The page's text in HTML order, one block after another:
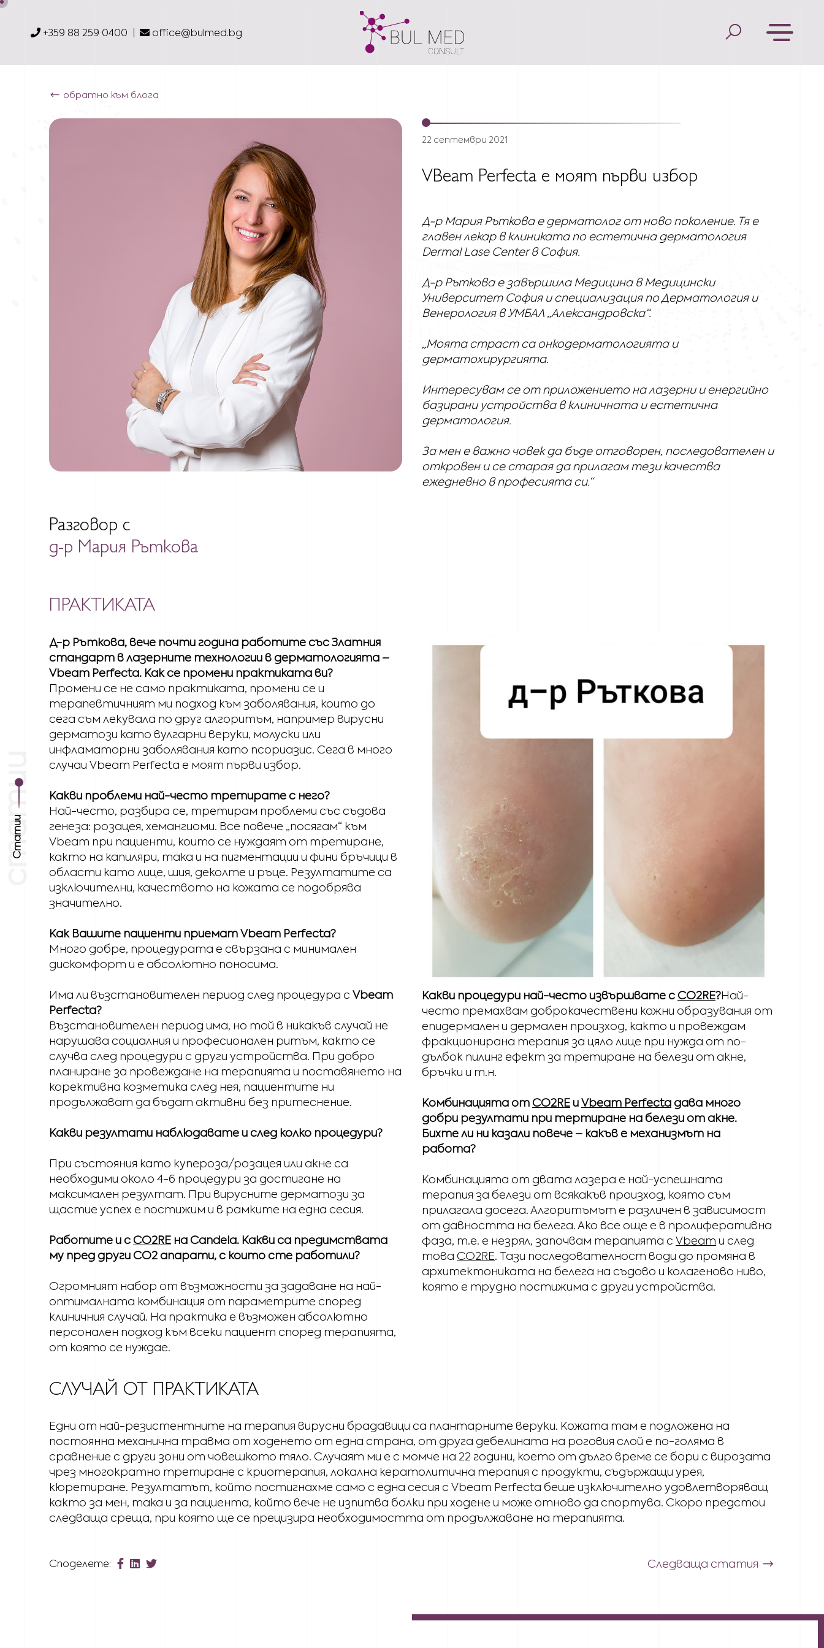
+359 88 259 0400 office@bulmed.bg
Статии
обратно към блога
22 септември 2021
VBeam Perfecta е моят първи избор
Д-р Мария Ръткова е дерматолог от ново поколение. Тя е
главен лекар в клиниката по естетична дерматология
Dermal Lase Center в София.
Д-р Ръткова е завършила Медицина в Медицински
Университет София и специализация по Дерматология и
Венерология в УMБАЛ „Александровска“.
„Моята страст са онкодерматологията и
дерматохирургията.
Интересувам се от приложението на лазерни и енергийно
базирани устройства в клиничната и естетична
дерматология.
За мен е важно човек да бъде отговорен, последователен и
откровен и се старая да прилагам тези качества
ежедневно в професията си.“
Разговор с
д-р Мария Ръткова
ПРАКТИКАТА
Д-р Ръткова, вече почти година работите със Златния
стандарт в лазерните технологии в дерматологията –
Vbeam Perfecta. Как се промени практиката ви?
Промени се не само практиката, промени се и
терапевтичният ми подход към заболявания, които до
сега съм лекувала по друг алгоритъм, например вирусни
дерматози като вулгарни веруки, молуски или
инфламаторни заболявания като псориазис. Сега в много
случаи Vbeam Perfecta е моят първи избор.
Какви проблеми най-често третирате с него?
Най-често, разбира се, третирам проблеми със съдова
генеза: розацея, хемангиоми. Все повече „посягам“ към
Vbeam при пациенти, които се нуждаят от третиране,
както на капиляри, така и на пигментации и фини бръчици в
области като лице, шия, деколте и ръце. Резултатите са
изключителни, качеството на кожата се подобрява
значително.
Как Вашите пациенти приемат Vbeam Perfecta?
Много добре, процедурата е свързана с минимален
дискомфорт и е абсолютно поносима.
Има ли възстановителен период след процедура с Vbeam
Perfecta?
Възстановителен период има, но той в никакъв случай не
нарушава социалния и професионален ритъм, както се
случва след процедури с други устройства. При добро
планиране за провеждане на терапията и поставянето на
корективна козметика след нея, пациентите ни
продължават да бъдат активни без притеснение.
Какви резултати наблюдавате и след колко процедури?
При състояния като купероза/розацея или акне са
необходими около 4-6 процедури за достигане на
максимален резултат. При вирусните дерматози за
щастие успех е постижим и в рамките на една сесия.
Работите и с CO2RE на Candela. Какви са предимствата
му пред други CO2 апарати, с които сте работили?
Огромният набор от възможности за задаване на най-
оптималната комбинация от параметрите според
клиничния случай. На практика е възможен абсолютно
персонален подход към всеки пациент според терапията,
от която се нуждае.
Какви процедури най-често извършвате с CO2RE?Най-
често премахвам доброкачествени кожни образувания от
епидермален и дермален произход, както и провеждам
фракционирана терапия за цяло лице при нужда от по-
дълбок пилинг ефект за третиране на белези от акне,
бръчки и т.н.
Комбинацията от CO2REиVbeam Perfecta дава много
добри резултати при тертиране на белези от акне.
Бихте ли ни казали повече – какъв е механизмът на
работа?
Комбинацията от двата лазера е най-успешната
терапия за белези от всякакъв произход, която съм
прилагала досега. Алгоритъмът е различен в зависимост
от давността на белега. Ако все още е в пролиферативна
фаза, т.е. е незрял, започвам терапията с Vbeam и след
това CO2RE. Тази последователност води до промяна в
архитектониката на белега на съдово и колагеново ниво,
която е трудно постижима с други устройства.
СЛУЧАЙ ОТ ПРАКТИКАТА
Едни от най-резистентните на терапия вирусни брадавици са плантарните веруки. Кожата там е подложена на
постоянна механична травма от ходенето от една страна, от друга дебелината на роговия слой е по-голяма в
сравнение с други зони от човешкото тяло. Случаят ми е с момче на 22 години, което от дълго време се бори с вирозата
чрез многократно третиране с криотерапия, локална кератолитична терапия с продукти, съдържащи урея,
кюретиране. Резултатът, който постигнахме само с една сесия с Vbeam Perfecta беше изключително удовлетворяващ
както за мен, така и за пациента, който вече не изпитва болки при ходене и може отново да спортува. Скоро предстои
следваща среща, при която ще се прецизира необходимостта от продължаване на терапията.
Споделете: Следваща статия